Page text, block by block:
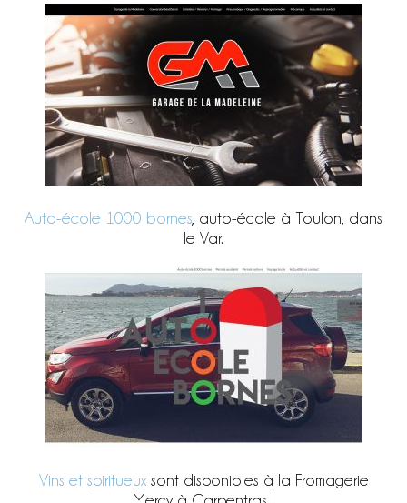
Auto-école 1000 bornes , auto-école à Toulon, dans
le Var.
Vins et spiritueuxsont disponibles à la Fromagerie